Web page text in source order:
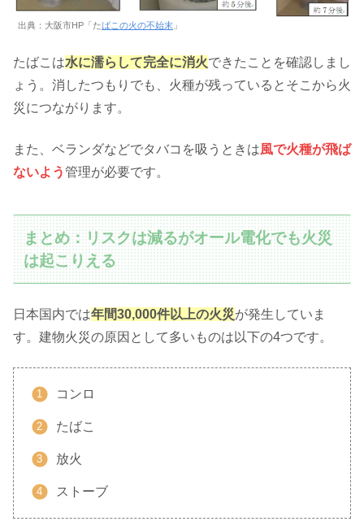
出典：大阪市HP「たばこの火の不始末 」
たばこは水に濡らして完全に消火できたことを確認しまし
ょう。消したつもりでも、火種が残っているとそこから火
災につながります。
また、ベランダなどでタバコを吸うときは風で火種が飛ば
ないよう管理が必要です。
まとめ：リスクは減るがオール電化でも火災
は起こりえる
日本国内では年間30,000件以上の火災が発生していま
す。建物火災の原因として多いものは以下の4つです。
コンロ
たばこ
放火
ストーブ